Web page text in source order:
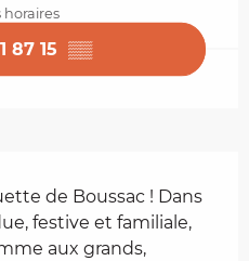
horaires
87 15 ▒▒
de Boussac ! Dans
festive et familiale,
aux grands,